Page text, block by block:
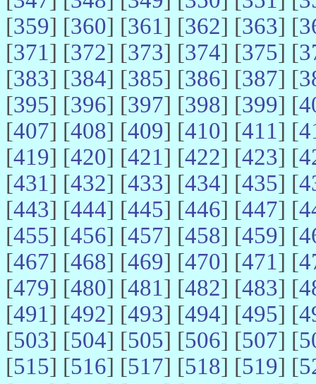
[359] [360] [361] [362] [363] [
[371] [372] [373] [374] [375] [
[383] [384] [385] [386] [387] [
[395] [396] [397] [398] [399] [
[407] [408] [409] [410] [411] [
[419] [420] [421] [422] [423] [
[431] [432] [433] [434] [435] [
[443] [444] [445] [446] [447] [
[455] [456] [457] [458] [459] [
[467] [468] [469] [470] [471] [
[479] [480] [481] [482] [483] [
[491] [492] [493] [494] [495] [
[503] [504] [505] [506] [507] [
[515] [516] [517] [518] [519] [